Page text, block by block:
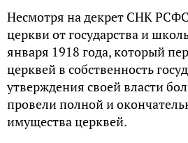
Несмотря на декрет СНК
церкви от государства и
января 1918 года, который
церквей в собственность
утверждения своей власти
провели полной и
имущества церквей.